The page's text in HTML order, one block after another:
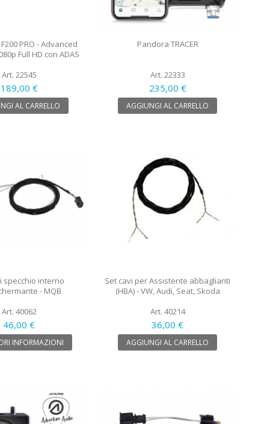
PRO - Advanced
Full HD con ADAS
Art. 22545
189,00 €
AL CARRELLO
Pandora TRACER
Art. 22333
235,00 €
AGGIUNGI AL CARRELLO
specchio interno
- MQB
Art. 40062
46,00 €
INFORMAZIONI
Set cavi per Assistente abbaglianti
(HBA) - VW, Audi, Seat, Skoda
Art. 40214
36,00 €
AGGIUNGI AL CARRELLO